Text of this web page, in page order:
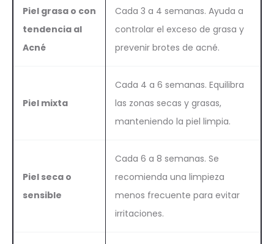
Piel grasa o con
tendencia al
Acné
Cada 3 a 4 semanas. Ayuda a
controlar el exceso de grasa y
prevenir brotes de acné.
Piel mixta
Cada 4 a 6 semanas. Equilibra
las zonas secas y grasas,
manteniendo la piel limpia.
Piel seca o
sensible
Cada 6 a 8 semanas. Se
recomienda una limpieza
menos frecuente para evitar
irritaciones.